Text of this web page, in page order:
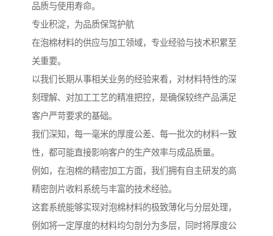
品质与使用寿命。
专业积淀，为品质保驾护航
在泡棉材料的供应与加工领域，专业经验与技术积累至
关重要。
以我们长期从事相关业务的经验来看，对材料特性的深
刻理解、对加工工艺的精准把控，是确保较终产品满足
客户严苛要求的基础。
我们深知，每一毫米的厚度公差、每一批次的材料一致
性，都可能直接影响客户的生产效率与成品质量。
例如，在泡棉的精密加工方面，我们拥有自主研发的高
精密剖片收料系统与丰富的技术经验。
这套系统能够实现对泡棉材料的极致薄化与分层处理，
例如将一定厚度的材料均匀剖分为多层，同时将厚度公